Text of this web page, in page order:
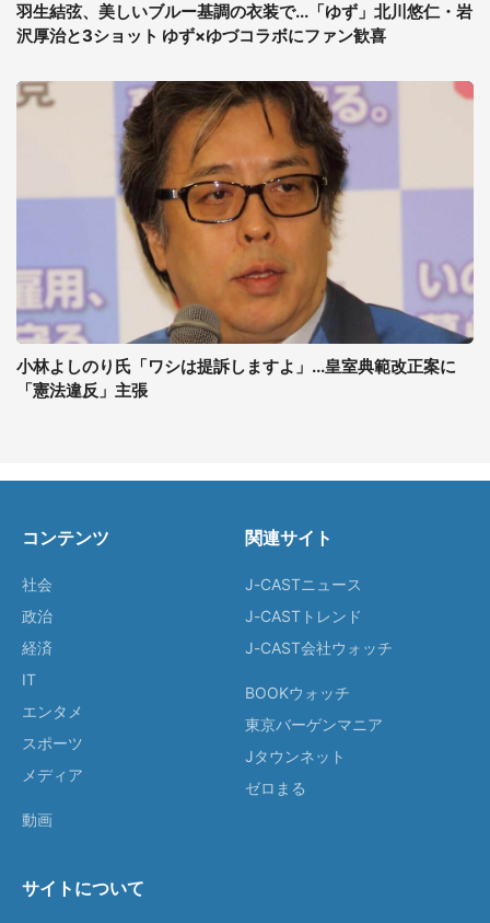
羽生結弦、美しいブルー基調の衣装で...「ゆず」北川悠仁・岩
沢厚治と3ショット ゆず×ゆづコラボにファン歓喜
小林よしのり氏「ワシは提訴しますよ」...皇室典範改正案に
「憲法違反」主張
コンテンツ
社会
政治
経済
IT
エンタメ
スポーツ
メディア
動画
関連サイト
J-CASTニュース
J-CASTトレンド
J-CAST会社ウォッチ
BOOKウォッチ
東京バーゲンマニア
Jタウンネット
ゼロまる
サイトについて